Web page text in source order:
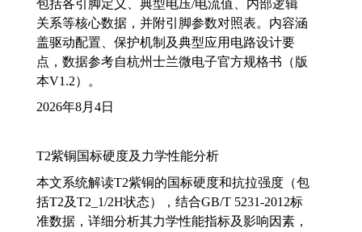
包括各引脚定义、典型电压/电流值、内部逻辑
关系等核心数据，并附引脚参数对照表。内容涵
盖驱动配置、保护机制及典型应用电路设计要
点，数据参考自杭州士兰微电子官方规格书（版
本V1.2）。
2026年8月4日
T2紫铜国标硬度及力学性能分析
本文系统解读T2紫铜的国标硬度和抗拉强度（包
括T2及T2_1/2H状态），结合GB/T 5231-2012标
准数据，详细分析其力学性能指标及影响因素，